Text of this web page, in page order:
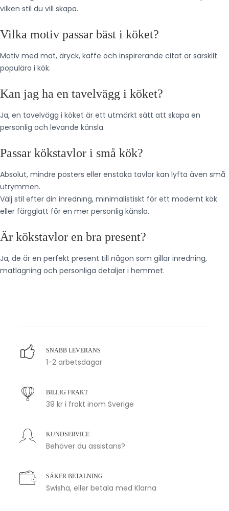
vilken stil du vill skapa.
Vilka motiv passar bäst i köket?
Motiv med mat, dryck, kaffe och inspirerande citat är särskilt
populära i kök.
Kan jag ha en tavelvägg i köket?
Ja, en tavelvägg i köket är ett utmärkt sätt att skapa en
personlig och levande känsla.
Passar kökstavlor i små kök?
Absolut, mindre posters eller enstaka tavlor kan lyfta även små
utrymmen.
Välj stil efter din inredning, minimalistiskt för ett modernt kök
eller färgglatt för en mer personlig känsla.
Är kökstavlor en bra present?
Ja, de är en perfekt present till någon som gillar inredning,
matlagning och personliga detaljer i hemmet.
SNABB LEVERANS
1-2 arbetsdagar
BILLIG FRAKT
39 kr i frakt inom Sverige
KUNDSERVICE
Behöver du assistans?
SÄKER BETALNING
Swisha, eller betala med Klarna